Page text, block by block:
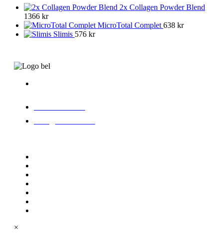
2x Collagen Powder Blend
1366 kr
MicroTotal Complet 638 kr
Slimis 576 kr
×